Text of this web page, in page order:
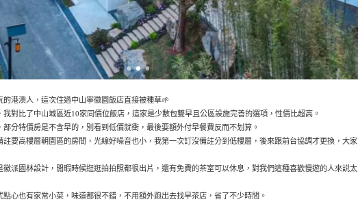
港澳人，這次住過中山寧徽園飯店直接被種草🌱
對比了中山城區近10家同價位飯店，這家是少數包雙早且公區設施完善的選項，性價比超高。
分特價房是不含早的，別看到低價就衝，最後要額外付早餐費反而不划算。
註要高樓層朝園區的房間，光線好噪音也小，我第一次訂沒備註分到低樓層，後來跟前台協調才更換，大家
徽派園林設計，閒暇時候逛逛拍拍照都很出片，還有免費的茶室可以休息，對我們這種喜歡慢遊的人來説太
心也有家常小菜，味道都很不錯，不用額外跑出去找早茶店，省了不少時間。